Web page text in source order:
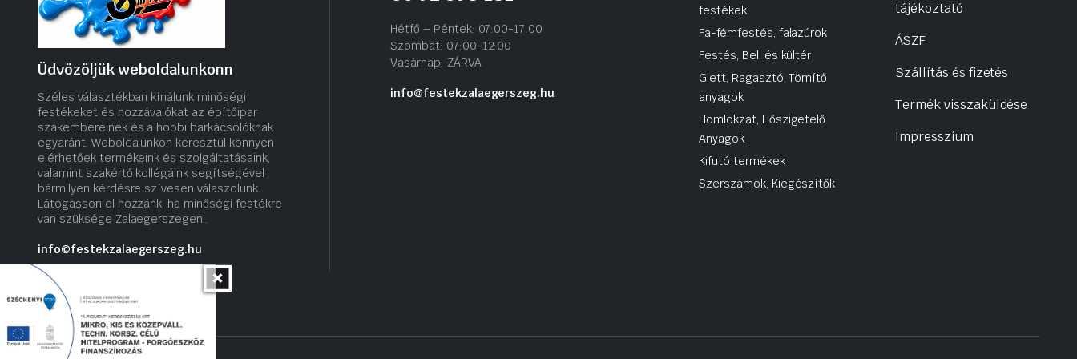
Üdvözöljük weboldalunkonn
Széles választékban kínálunk minőségi
festékeket és hozzávalókat az építőipar
szakembereinek és a hobbi barkácsolóknak
egyaránt. Weboldalunkon keresztül könnyen
elérhetőek termékeink és szolgáltatásaink,
valamint szakértő kollégáink segítségével
bármilyen kérdésre szívesen válaszolunk.
Látogasson el hozzánk, ha minőségi festékre
van szüksége Zalaegerszegen!.
info@festekzalaegerszeg.hu
Hétfő – Péntek: 07:00-17:00
Szombat: 07:00-12:00
Vasárnap: ZÁRVA
info@festekzalaegerszeg.hu
festékek
Fa-fémfestés, falazúrok
Festés, Bel. és kültér
Glett, Ragasztó, Tömítő
anyagok
Homlokzat, Hőszigetelő
Anyagok
Kifutó termékek
Szerszámok, Kiegészítők
tájékoztató
ÁSZF
Szállítás és fizetés
Termék visszaküldése
Impresszium